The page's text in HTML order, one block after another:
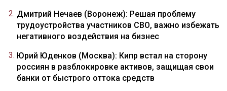
Дмитрий Нечаев (Воронеж): Решая проблему
трудоустройства участников СВО, важно избежать
негативного воздействия на бизнес
Юрий Юденков (Москва): Кипр встал на сторону
россиян в разблокировке активов, защищая свои
банки от быстрого оттока средств